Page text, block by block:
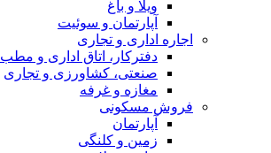
ویلا و باغ
آپارتمان و سوئیت
اجاره اداری و تجاری
دفترکار، اتاق اداری و مطب
صنعتی، کشاورزی و تجاری
مغازه و غرفه
فروش مسکونی
آپارتمان
زمین و کلنگی